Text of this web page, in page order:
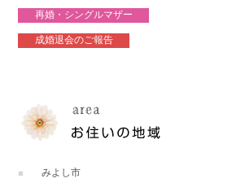
再婚・シングルマザー
成婚退会のご報告
みよし市